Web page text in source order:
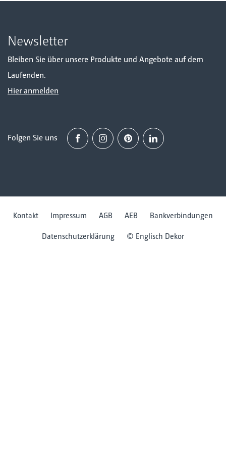
Newsletter
Bleiben Sie über unsere Produkte und Angebote auf dem
Laufenden.
Hier anmelden
Folgen Sie uns
FacebookInstagramPinterestLinked in
Kontakt Impressum AGB AEB Bankverbindungen
Datenschutzerklärung © Englisch Dekor